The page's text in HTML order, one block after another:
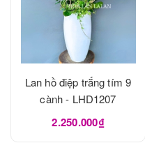
Lan hồ điệp trắng tím 9
cành - LHD1207
2.250.000₫